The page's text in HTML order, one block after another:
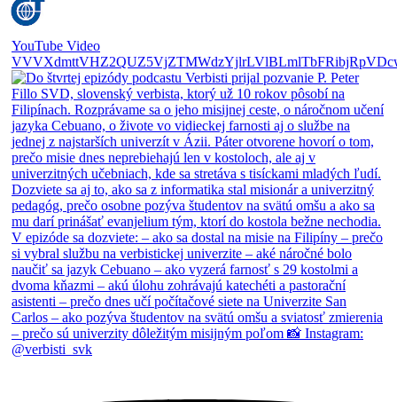
YouTube Video